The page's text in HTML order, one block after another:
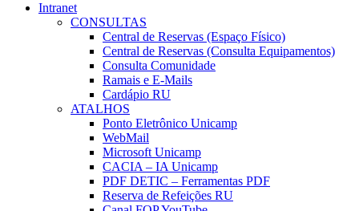
Intranet
CONSULTAS
Central de Reservas (Espaço Físico)
Central de Reservas (Consulta Equipamentos)
Consulta Comunidade
Ramais e E-Mails
Cardápio RU
ATALHOS
Ponto Eletrônico Unicamp
WebMail
Microsoft Unicamp
CACIA – IA Unicamp
PDF DETIC – Ferramentas PDF
Reserva de Refeições RU